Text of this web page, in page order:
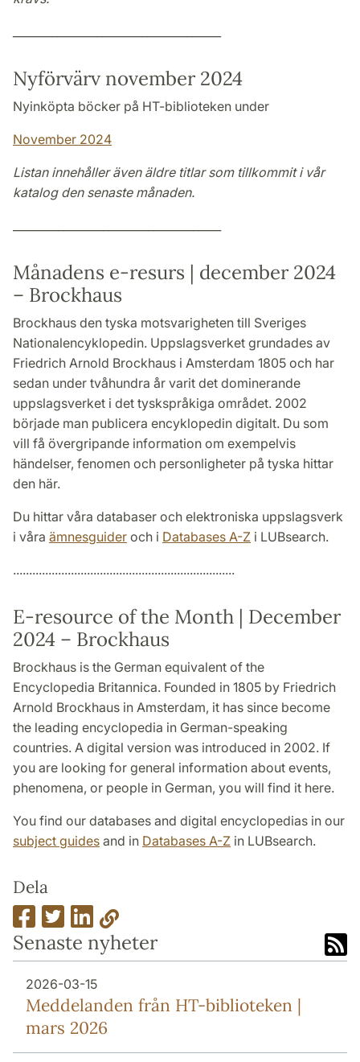
Nyförvärv november 2024
Nyinköpta böcker på HT-biblioteken under
November 2024
Listan innehåller även äldre titlar som tillkommit i vår
katalog den senaste månaden.
Månadens e-resurs | december 2024
– Brockhaus
Brockhaus den tyska motsvarigheten till Sveriges
Nationalencyklopedin. Uppslagsverket grundades av
Friedrich Arnold Brockhaus i Amsterdam 1805 och har
sedan under tvåhundra år varit det dominerande
uppslagsverket i det tyskspråkiga området. 2002
började man publicera encyklopedin digitalt. Du som
vill få övergripande information om exempelvis
händelser, fenomen och personligheter på tyska hittar
den här.
Du hittar våra databaser och elektroniska uppslagsverk
i våra ämnesguider och i Databases A-Z i LUBsearch.
.....................................................................
E-resource of the Month | December
2024 – Brockhaus
Brockhaus is the German equivalent of the
Encyclopedia Britannica. Founded in 1805 by Friedrich
Arnold Brockhaus in Amsterdam, it has since become
the leading encyclopedia in German-speaking
countries. A digital version was introduced in 2002. If
you are looking for general information about events,
phenomena, or people in German, you will find it here.
You find our databases and digital encyclopedias in our
subject guides and in Databases A-Z in LUBsearch.
Dela
Senaste nyheter
2026-03-15
Meddelanden från HT-biblioteken |
mars 2026